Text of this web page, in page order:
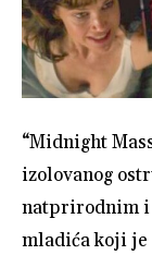
“Midnight
izolovanog
natprirodnim i
mladića koji je